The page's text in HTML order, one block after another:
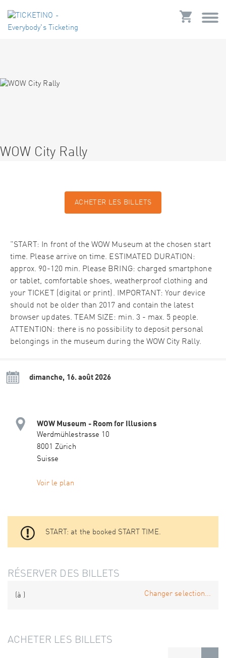
WOW City Rally
ACHETER LES BILLETS
"START: In front of the WOW Museum at the chosen start
time. Please arrive on time. ESTIMATED DURATION:
approx. 90-120 min. Please BRING: charged smartphone
or tablet, comfortable shoes, weatherproof clothing and
your TICKET (digital or print). IMPORTANT: Your device
should not be older than 2017 and contain the latest
browser updates. TEAM SIZE: min. 3 - max. 5 people.
ATTENTION: there is no possibility to deposit personal
belongings in the museum during the WOW City Rally.
dimanche, 16. août 2026
WOW Museum - Room for Illusions
Werdmühlestrasse 10
8001 Zürich
Suisse
Voir le plan
START: at the booked START TIME.
RÉSERVER DES BILLETS
(à ) Changer selection...
ACHETER LES BILLETS